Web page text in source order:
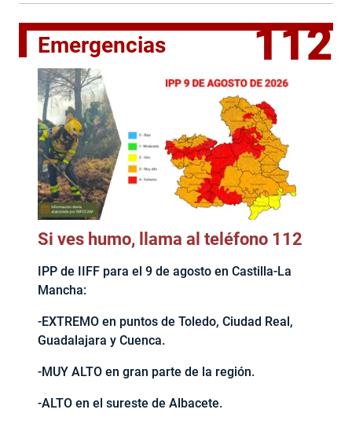
Emergencias 112
Si ves humo, llama al teléfono 112
IPP de IIFF para el 9 de agosto en Castilla-La
Mancha:
-EXTREMO en puntos de Toledo, Ciudad Real,
Guadalajara y Cuenca.
-MUY ALTO en gran parte de la región.
-ALTO en el sureste de Albacete.